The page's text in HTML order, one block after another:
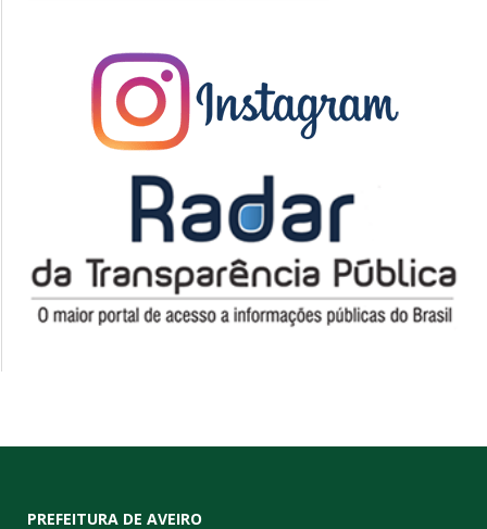
PREFEITURA DE AVEIRO